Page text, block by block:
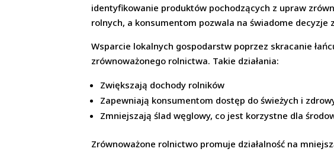
identyfikowanie produktów pochodzących z upraw
rolnych, a konsumentom pozwala na świadome
Wsparcie lokalnych gospodarstw poprzez skracanie
zrównoważonego rolnictwa. Takie działania:
Zwiększają dochody rolników
Zapewniają konsumentom dostęp do świeżych i
Zmniejszają ślad węglowy, co jest korzystne dla
Zrównoważone rolnictwo promuje działalność na